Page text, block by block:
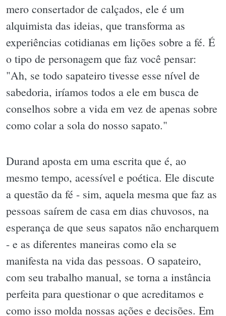
mero consertador de calçados, ele é um
alquimista das ideias, que transforma as
experiências cotidianas em lições sobre a fé. É
o tipo de personagem que faz você pensar:
"Ah, se todo sapateiro tivesse esse nível de
sabedoria, iríamos todos a ele em busca de
conselhos sobre a vida em vez de apenas sobre
como colar a sola do nosso sapato."
Durand aposta em uma escrita que é, ao
mesmo tempo, acessível e poética. Ele discute
a questão da fé - sim, aquela mesma que faz as
pessoas saírem de casa em dias chuvosos, na
esperança de que seus sapatos não encharquem
- e as diferentes maneiras como ela se
manifesta na vida das pessoas. O sapateiro,
com seu trabalho manual, se torna a instância
perfeita para questionar o que acreditamos e
como isso molda nossas ações e decisões. Em